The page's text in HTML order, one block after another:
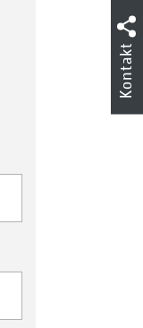
Kontakt